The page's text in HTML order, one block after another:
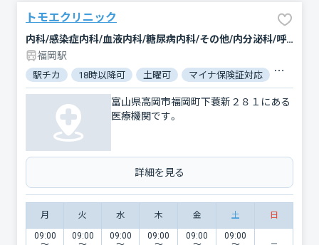
トモエクリニック
内科/感染症内科/血液内科/糖尿病内科/その他/内分泌科/呼吸器内科/循環器科/心臓血管外科/消化器科/胃腸科/腎臓内科・外科/肝臓内科・外科/老年内科/アレルギー科/小児科/小児耳鼻咽喉科/小児皮膚科/皮膚科/リウマチ科
福岡駅
駅チカ 18時以降可 土曜可 マイナ保険証対応 駐車場
富山県高岡市福岡町下蓑新２８１にある
医療機関です。
詳細を見る
月 火 水 木 金 土 日
09:00
09:00
09:00
09:00
09:00
09:00